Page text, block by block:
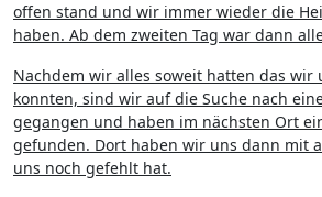
offen stand und wir immer wieder die
haben. Ab dem zweiten Tag war dann
Nachdem wir alles soweit hatten das wir
konnten, sind wir auf die Suche nach
gegangen und haben im nächsten Ort
gefunden. Dort haben wir uns dann mit
uns noch gefehlt hat.